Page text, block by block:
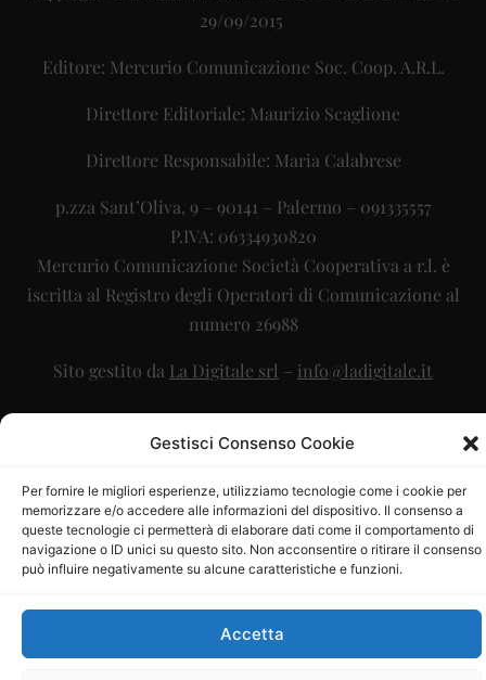
Gestisci Consenso Cookie
Per fornire le migliori esperienze, utilizziamo tecnologie come i cookie per
memorizzare e/o accedere alle informazioni del dispositivo. Il consenso a
queste tecnologie ci permetterà di elaborare dati come il comportamento di
navigazione o ID unici su questo sito. Non acconsentire o ritirare il consenso
può influire negativamente su alcune caratteristiche e funzioni.
Accetta
29/09/2015
Editore: Mercurio Comunicazione Soc. Coop. A.R.L.
Direttore Editoriale: Maurizio Scaglione
Direttore Responsabile: Maria Calabrese
p.zza Sant’Oliva, 9 – 90141 – Palermo – 091335557
P.IVA: 06334930820
Mercurio Comunicazione Società Cooperativa a r.l. è
iscritta al Registro degli Operatori di Comunicazione al
numero 26988
Sito gestito da La Digitale srl – info@ladigitale.it